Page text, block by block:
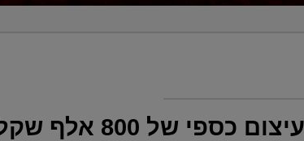
אלף שקל על פרי נדל"ן